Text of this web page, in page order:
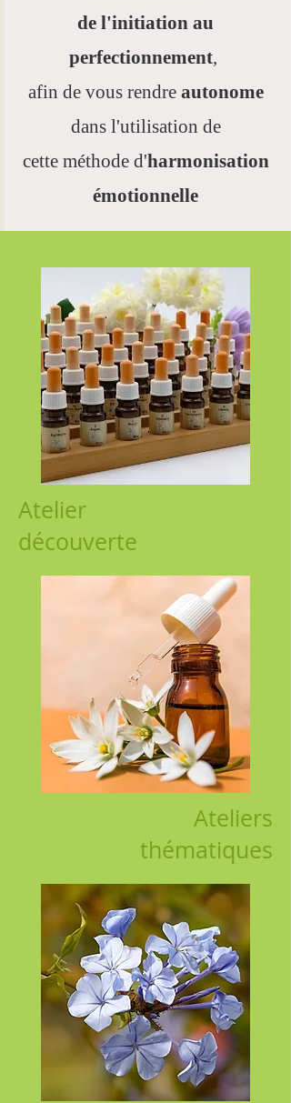
de l'initiation au
perfectionnement,
afin de vous rendre autonome
dans l'utilisation de
cette méthode d'harmonisation
émotionnelle
Atelier
découverte
Ateliers
thématiques